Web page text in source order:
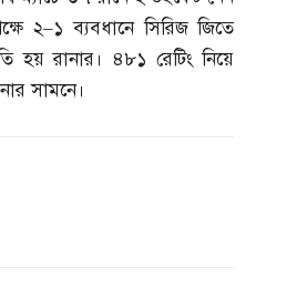
২–১ ব্যবধানে সিরিজ জিতে
হয় রানার। ৪৮১ রেটিং নিয়ে
সামনে।